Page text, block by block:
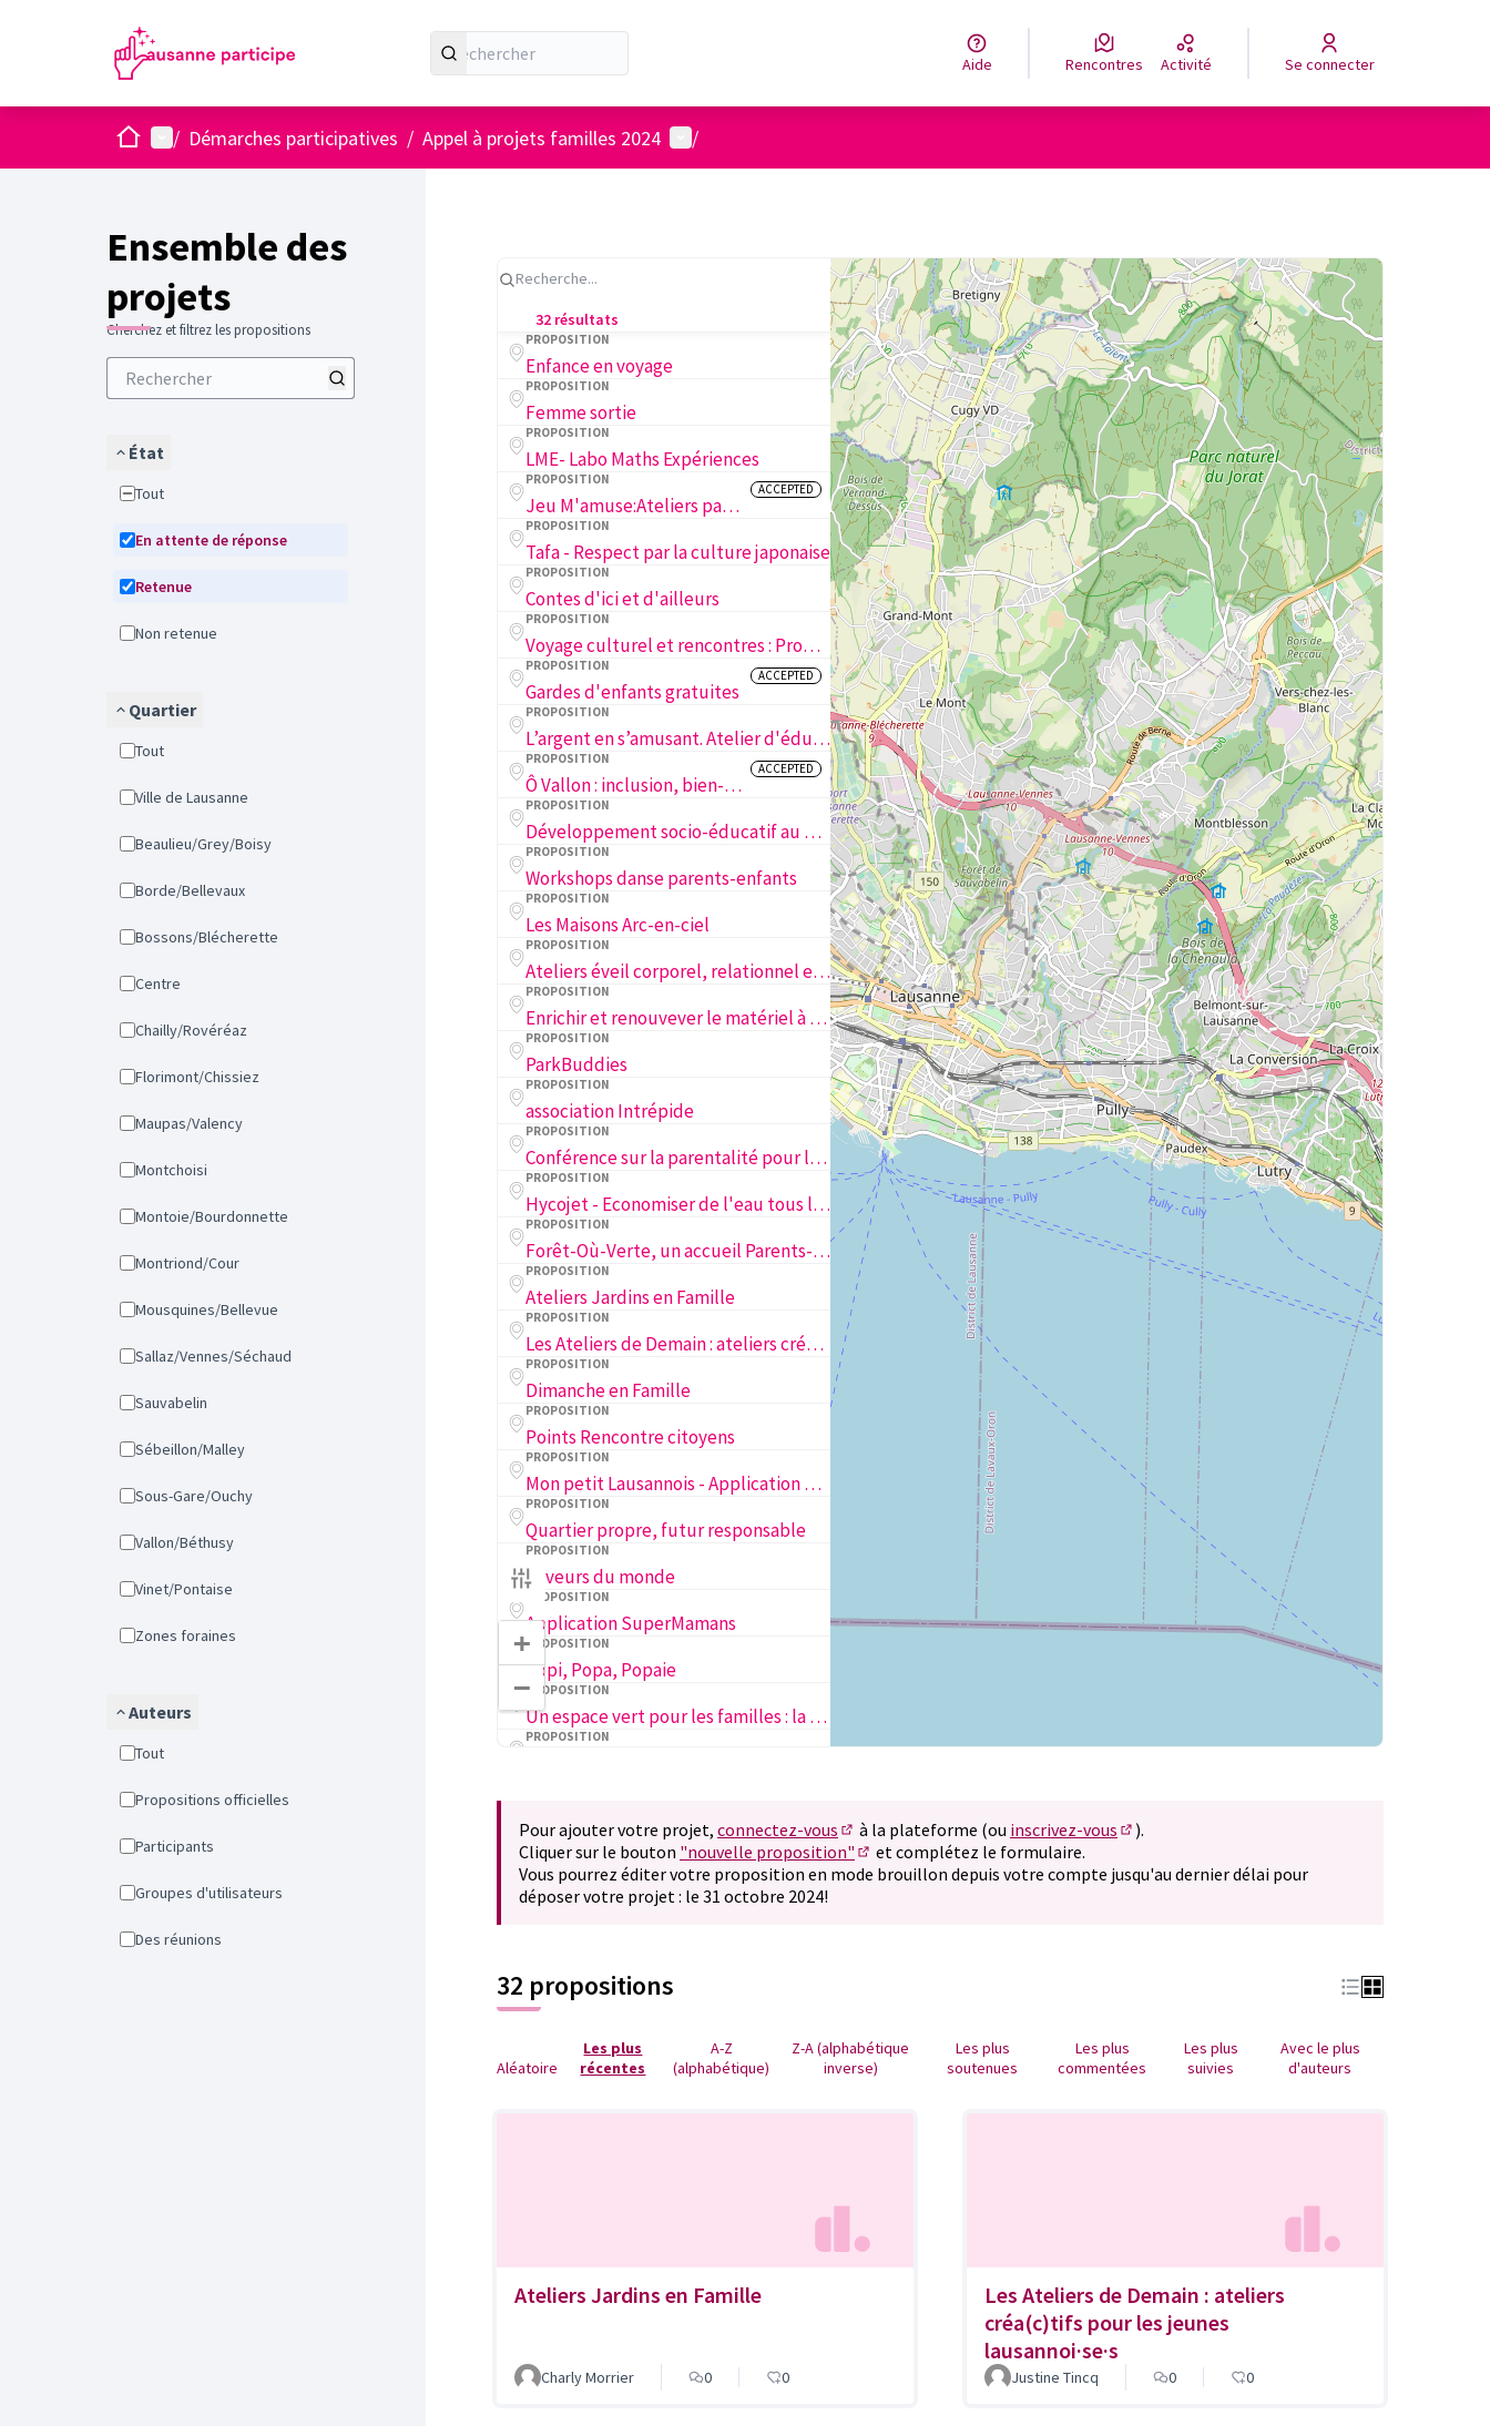
Aide Rencontres Activité Se connecter
AccueilMenu principal
/ Démarches participatives / Appel à projets familles 2024 Menu utilisateur
/
Ensemble des
projets
Cherchez et filtrez les propositions
État
Tout
En attente de réponse
Retenue
Non retenue
Quartier
Tout
Ville de Lausanne
Beaulieu/Grey/Boisy
Borde/Bellevaux
Bossons/Blécherette
Centre
Chailly/Rovéréaz
Florimont/Chissiez
Maupas/Valency
Montchoisi
Montoie/Bourdonnette
Montriond/Cour
Mousquines/Bellevue
Sallaz/Vennes/Séchaud
Sauvabelin
Sébeillon/Malley
Sous-Gare/Ouchy
Vallon/Béthusy
Vinet/Pontaise
Zones foraines
Auteurs
Tout
Propositions officielles
Participants
Groupes d'utilisateurs
Des réunions
32 résultats
PROPOSITION
Enfance en voyage
PROPOSITION
Femme sortie
PROPOSITION
LME- Labo Maths Expériences
PROPOSITION
Jeu M'amuse:Ateliers parents-enfants
ACCEPTED
PROPOSITION
Tafa - Respect par la culture japonaise
PROPOSITION
Contes d'ici et d'ailleurs
PROPOSITION
Voyage culturel et rencontres : Promouvoir l’inclusion, la diversité et le lien intergénérationnel
PROPOSITION
Gardes d'enfants gratuites
ACCEPTED
PROPOSITION
L’argent en s’amusant. Atelier d'éducation financière
PROPOSITION
Ô Vallon : inclusion, bien-être et lien social des familles du Vallon
ACCEPTED
PROPOSITION
Développement socio-éducatif au FC Concordia Lausanne
PROPOSITION
Workshops danse parents-enfants
PROPOSITION
Les Maisons Arc-en-ciel
PROPOSITION
Ateliers éveil corporel, relationnel et sensitif de la naissance à 5 ans
PROPOSITION
Enrichir et renouvever le matériel à disposition des familles sur la place Andrée Antonioli-Rouiller
PROPOSITION
ParkBuddies
PROPOSITION
association Intrépide
PROPOSITION
Conférence sur la parentalité pour les familles
PROPOSITION
Hycojet - Economiser de l'eau tous les jours
PROPOSITION
Forêt-Où-Verte, un accueil Parents-Enfants en Forêt.
PROPOSITION
Ateliers Jardins en Famille
PROPOSITION
Les Ateliers de Demain : ateliers créa(c)tifs pour les jeunes lausannoi·se·s
PROPOSITION
Dimanche en Famille
PROPOSITION
Points Rencontre citoyens
PROPOSITION
Mon petit Lausannois - Application Mobile des Adresses Lausannoises pour les Familles
PROPOSITION
Quartier propre, futur responsable
PROPOSITION
Saveurs du monde
PROPOSITION
Application SuperMamans
PROPOSITION
Popi, Popa, Popaie
PROPOSITION
Un espace vert pour les familles : la cour végétalisée des Petits Cailloux
PROPOSITION
+
−
Pour ajouter votre projet, connectez-vous
(S'ouvre dans un nouvel onglet)
à la plateforme (ou inscrivez-vous
(S'ouvre dans un nouvel onglet)
).
Cliquer sur le bouton "nouvelle proposition"
(S'ouvre dans un nouvel onglet)
et complétez le formulaire.
Vous pourrez éditer votre proposition en mode brouillon depuis votre compte jusqu'au dernier délai pour
déposer votre projet : le 31 octobre 2024!
32 propositions
Aléatoire
Les plus
récentes
A-Z
(alphabétique)
Z-A (alphabétique
inverse)
Les plus
soutenues
Les plus
commentées
Les plus
suivies
Avec le plus
d'auteurs
Ateliers Jardins en Famille
Charly Morrier 0 0
Les Ateliers de Demain : ateliers
créa(c)tifs pour les jeunes
lausannoi·se·s
Justine Tincq 0 0